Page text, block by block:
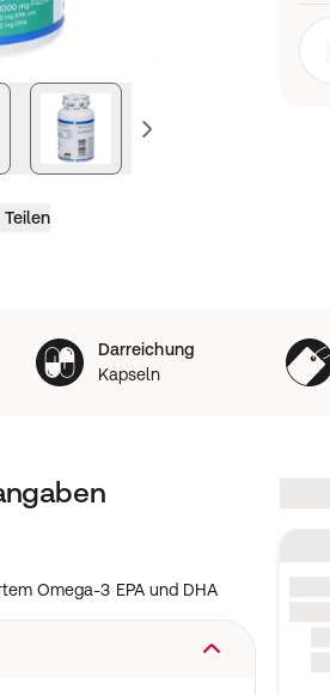
vorheriges Bild
Teilen
Darreichung
Kapseln
Omega-3 EPA und DHA